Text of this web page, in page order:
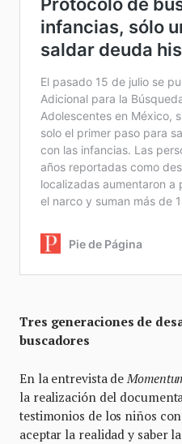
Tres generaciones de
buscadores
En la entrevista de
la realización del
testimonios de los niños
aceptar la realidad y saber